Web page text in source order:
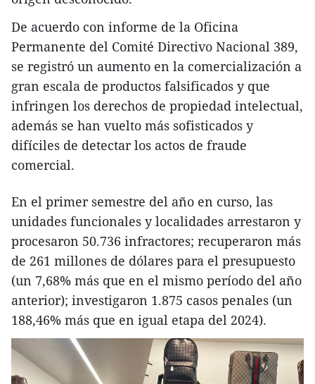
De acuerdo con informe de la Oficina
Permanente del Comité Directivo Nacional 389,
se registró un aumento en la comercialización a
gran escala de productos falsificados y que
infringen los derechos de propiedad intelectual,
además se han vuelto más sofisticados y
difíciles de detectar los actos de fraude
comercial.
En el primer semestre del año en curso, las
unidades funcionales y localidades arrestaron y
procesaron 50.736 infractores; recuperaron más
de 261 millones de dólares para el presupuesto
(un 7,68% más que en el mismo período del año
anterior); investigaron 1.875 casos penales (un
188,46% más que en igual etapa del 2024).